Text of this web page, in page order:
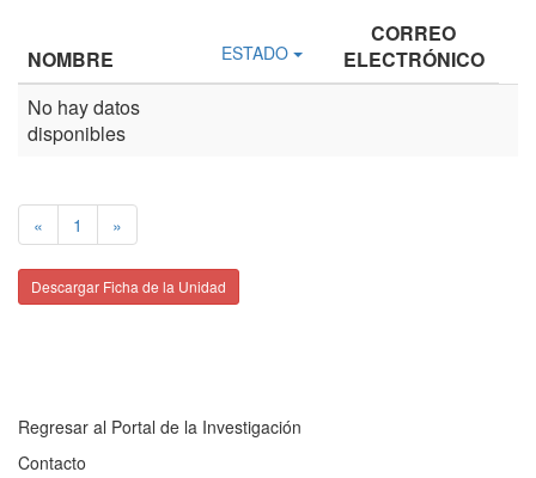
NOMBRE ESTADO
CORREO
ELECTRÓNICO
No hay datos
disponibles
« 1 »
Descargar Ficha de la Unidad
Regresar al Portal de la Investigación
Contacto